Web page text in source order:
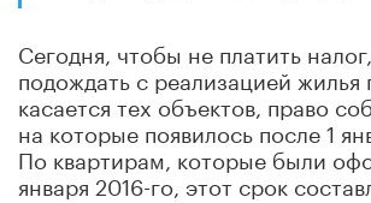
Сегодня, чтобы не платить
подождать с реализацией жилья
касается тех объектов, право
на которые появилось после 1
По квартирам, которые были
января 2016-го, этот срок